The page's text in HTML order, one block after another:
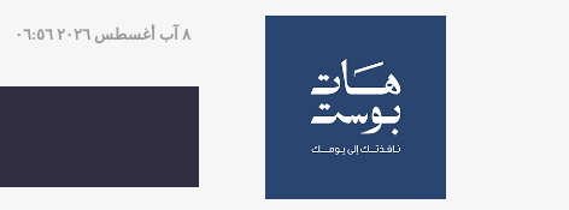
٨ آب أغسطس ٢٠٢٦ ٠٦:٥٦